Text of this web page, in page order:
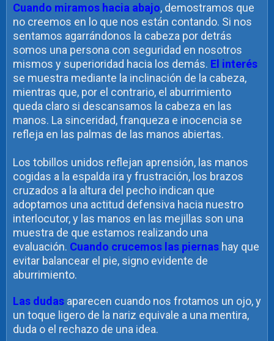
Cuando miramos hacia abajo, demostramos que
no creemos en lo que nos están contando. Si nos
sentamos agarrándonos la cabeza por detrás
somos una persona con seguridad en nosotros
mismos y superioridad hacia los demás. El interés
se muestra mediante la inclinación de la cabeza,
mientras que, por el contrario, el aburrimiento
queda claro si descansamos la cabeza en las
manos. La sinceridad, franqueza e inocencia se
refleja en las palmas de las manos abiertas.
Los tobillos unidos reflejan aprensión, las manos
cogidas a la espalda ira y frustración, los brazos
cruzados a la altura del pecho indican que
adoptamos una actitud defensiva hacia nuestro
interlocutor, y las manos en las mejillas son una
muestra de que estamos realizando una
evaluación. Cuando crucemos las piernas hay que
evitar balancear el pie, signo evidente de
aburrimiento.
Las dudas aparecen cuando nos frotamos un ojo, y
un toque ligero de la nariz equivale a una mentira,
duda o el rechazo de una idea.